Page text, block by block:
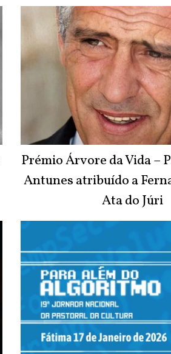
Prémio Árvore da Vida –
Antunes atribuído a
Ata do Júri